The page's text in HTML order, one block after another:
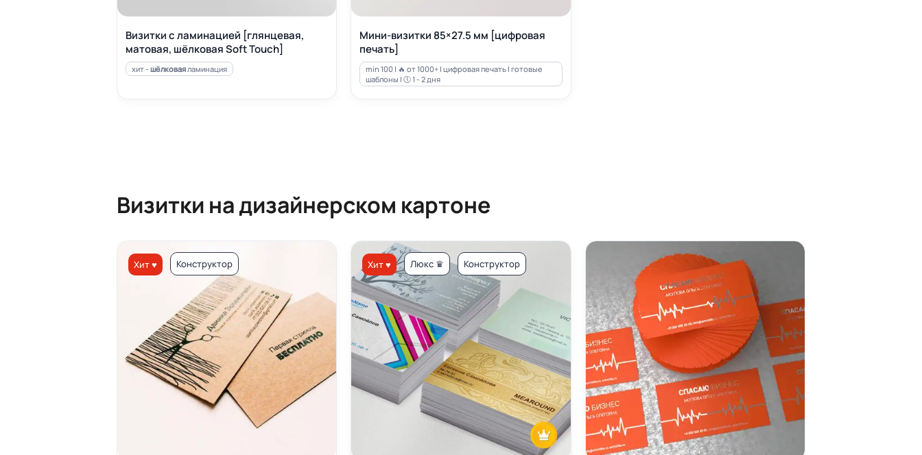
Визитки с ламинацией [глянцевая,
матовая, шёлковая Soft Touch]
хит - шёлковая ламинация
Мини-визитки 85×27.5 мм [цифровая
печать]
min 100 | 🔥 от 1000+ | цифровая печать | готовые
шаблоны | 🕔 1 - 2 дня
Визитки на дизайнерском картоне
Хит ♥ Конструктор Хит ♥ Люкс ♛ Конструктор